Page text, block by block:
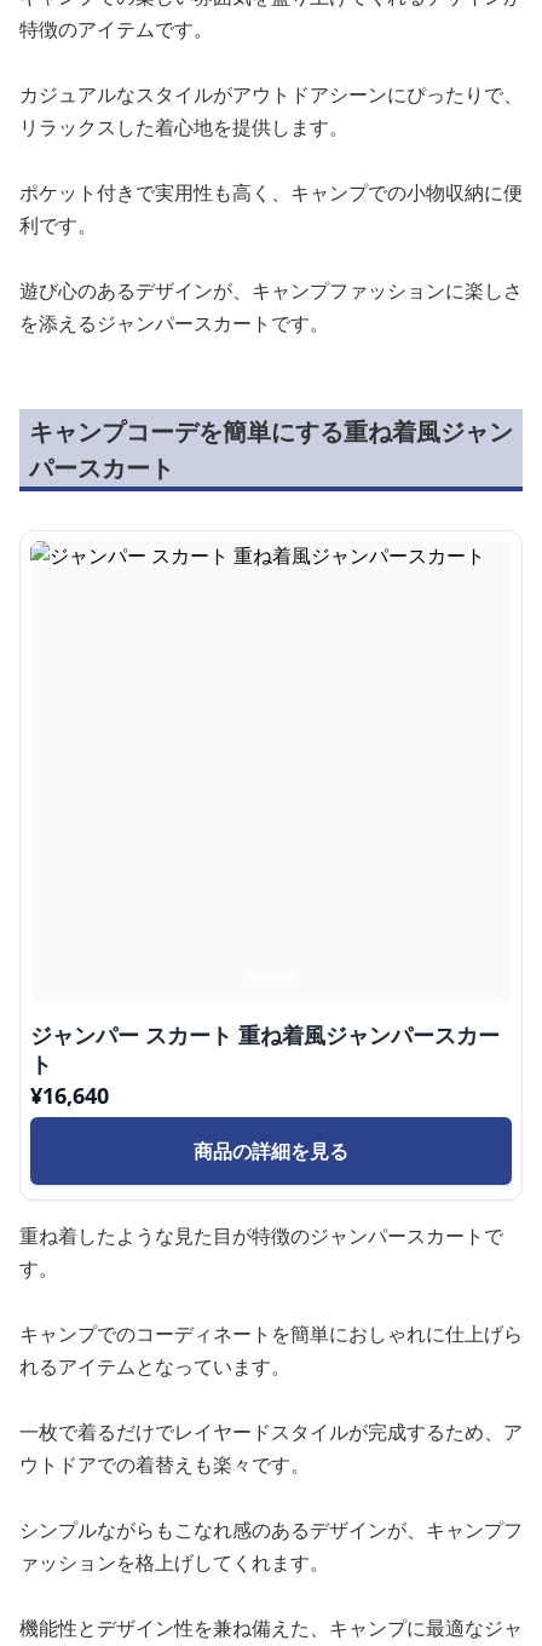
特徴のアイテムです。
カジュアルなスタイルがアウトドアシーンにぴったりで、
リラックスした着心地を提供します。
ポケット付きで実用性も高く、キャンプでの小物収納に便
利です。
遊び心のあるデザインが、キャンプファッションに楽しさ
を添えるジャンパースカートです。
キャンプコーデを簡単にする重ね着風ジャン
パースカート
ジャンパー スカート 重ね着風ジャンパースカー
ト
¥16,640
商品の詳細を見る
重ね着したような見た目が特徴のジャンパースカートで
す。
キャンプでのコーディネートを簡単におしゃれに仕上げら
れるアイテムとなっています。
一枚で着るだけでレイヤードスタイルが完成するため、ア
ウトドアでの着替えも楽々です。
シンプルながらもこなれ感のあるデザインが、キャンプフ
ァッションを格上げしてくれます。
機能性とデザイン性を兼ね備えた、キャンプに最適なジャ